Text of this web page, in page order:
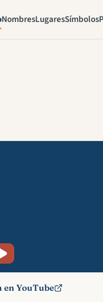
NombresLugaresSímbolos
en YouTube